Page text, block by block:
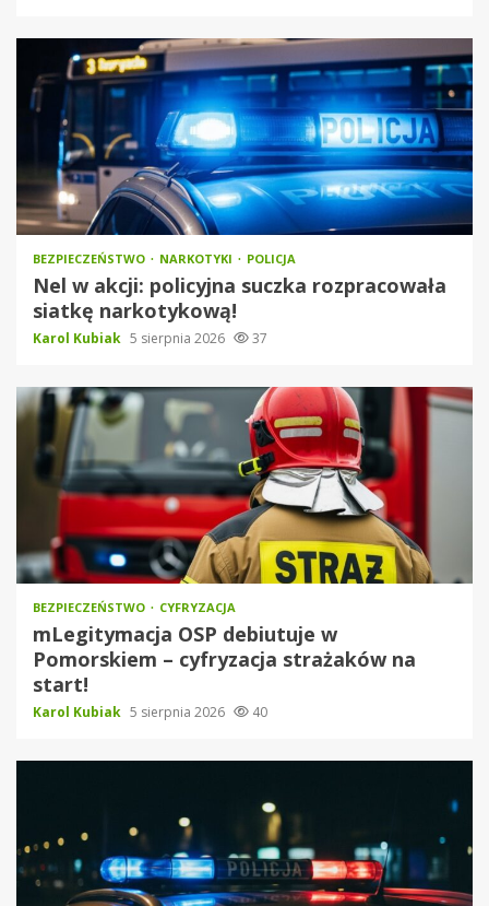
BEZPIECZEŃSTWO NARKOTYKI POLICJA
Nel w akcji: policyjna suczka rozpracowała
siatkę narkotykową!
Karol Kubiak 5 sierpnia 2026 37
BEZPIECZEŃSTWO CYFRYZACJA
mLegitymacja OSP debiutuje w
Pomorskiem – cyfryzacja strażaków na
start!
Karol Kubiak 5 sierpnia 2026 40